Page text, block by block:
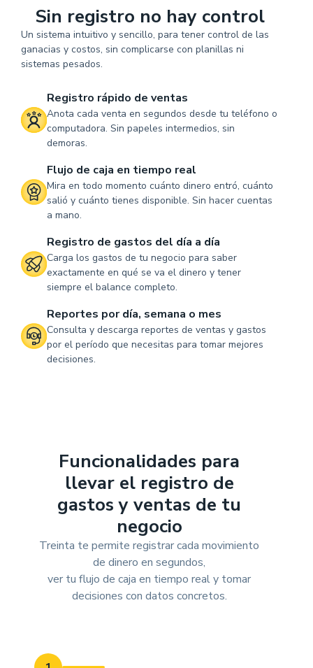
Sin registro no hay control
Un sistema intuitivo y sencillo, para tener control de las
ganacias y costos, sin complicarse con planillas ni
sistemas pesados.
Registro rápido de ventas
Anota cada venta en segundos desde tu teléfono o
computadora. Sin papeles intermedios, sin
demoras.
Flujo de caja en tiempo real
Mira en todo momento cuánto dinero entró, cuánto
salió y cuánto tienes disponible. Sin hacer cuentas
a mano.
Registro de gastos del día a día
Carga los gastos de tu negocio para saber
exactamente en qué se va el dinero y tener
siempre el balance completo.
Reportes por día, semana o mes
Consulta y descarga reportes de ventas y gastos
por el período que necesitas para tomar mejores
decisiones.
Funcionalidades para
llevar el registro de
gastos y ventas de tu
negocio
Treinta te permite registrar cada movimiento
de dinero en segundos,
ver tu flujo de caja en tiempo real y tomar
decisiones con datos concretos.